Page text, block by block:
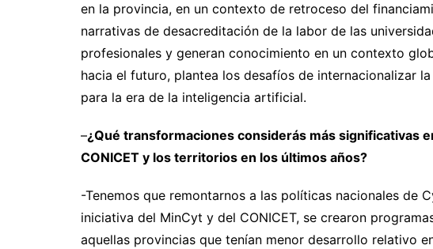
en la provincia, en un contexto de retroceso del
narrativas de desacreditación de la labor de las
profesionales y generan conocimiento en un contexto
hacia el futuro, plantea los desafíos de internacionalizar
para la era de la inteligencia artificial.
–¿Qué transformaciones considerás más significativas
CONICET y los territorios en los últimos años?
-Tenemos que remontarnos a las políticas nacionales de
iniciativa del MinCyt y del CONICET, se crearon
aquellas provincias que tenían menor desarrollo relativo